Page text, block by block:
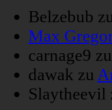
Belzebub zu
Max
carnage9 zu
dawak zu
Slaytheevil